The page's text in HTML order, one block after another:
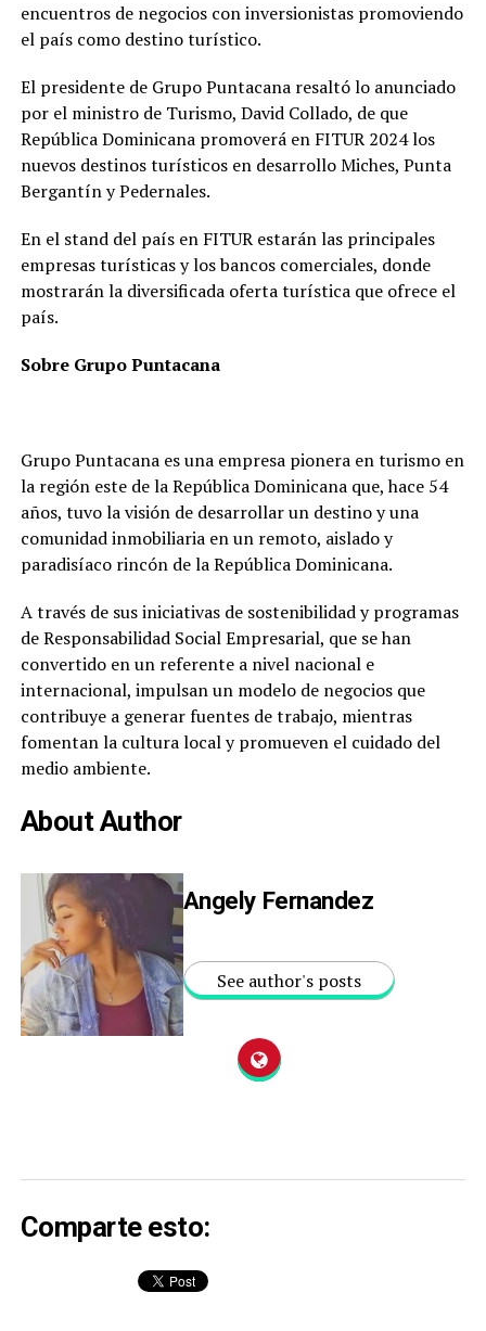
encuentros de negocios con inversionistas promoviendo
el país como destino turístico.
El presidente de Grupo Puntacana resaltó lo anunciado
por el ministro de Turismo, David Collado, de que
República Dominicana promoverá en FITUR 2024 los
nuevos destinos turísticos en desarrollo Miches, Punta
Bergantín y Pedernales.
En el stand del país en FITUR estarán las principales
empresas turísticas y los bancos comerciales, donde
mostrarán la diversificada oferta turística que ofrece el
país.
Sobre Grupo Puntacana
Grupo Puntacana es una empresa pionera en turismo en
la región este de la República Dominicana que, hace 54
años, tuvo la visión de desarrollar un destino y una
comunidad inmobiliaria en un remoto, aislado y
paradisíaco rincón de la República Dominicana.
A través de sus iniciativas de sostenibilidad y programas
de Responsabilidad Social Empresarial, que se han
convertido en un referente a nivel nacional e
internacional, impulsan un modelo de negocios que
contribuye a generar fuentes de trabajo, mientras
fomentan la cultura local y promueven el cuidado del
medio ambiente.
About Author
Angely Fernandez
See author's posts
Comparte esto: